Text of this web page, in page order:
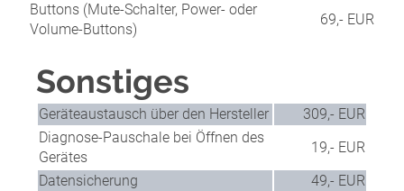
Buttons (Mute-Schalter, Power- oder
Volume-Buttons)
69,- EUR
Sonstiges
Geräteaustausch über den Hersteller
309,- EUR
Diagnose-Pauschale bei Öffnen des
Gerätes
19,- EUR
Datensicherung
49,- EUR